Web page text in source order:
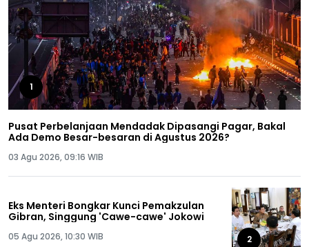
1
Pusat Perbelanjaan Mendadak Dipasangi Pagar, Bakal
Ada Demo Besar-besaran di Agustus 2026?
03 Agu 2026, 09:16 WIB
Eks Menteri Bongkar Kunci Pemakzulan
Gibran, Singgung 'Cawe-cawe' Jokowi
05 Agu 2026, 10:30 WIB 2